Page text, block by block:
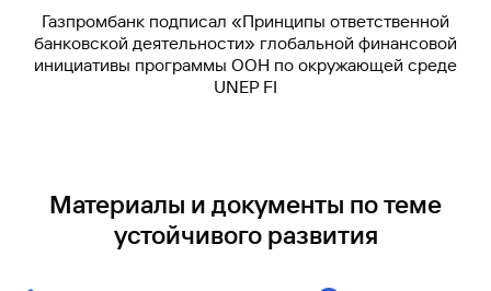
Газпромбанк подписал «Принципы ответственной
банковской деятельности» глобальной финансовой
инициативы программы ООН по окружающей среде
UNEP FI
Материалы и документы по теме
устойчивого развития